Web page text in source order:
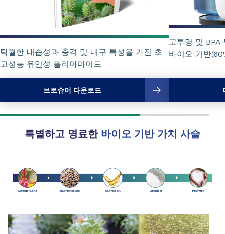
탁월한 내습성과 충격 및 내구 특성을 가진 초
고성능 유연성 폴리아마이드
브로슈어 다운로드
고투명 및 BPA
바이오 기반
특별하고 명료한 바이오 기반 가치 사슬